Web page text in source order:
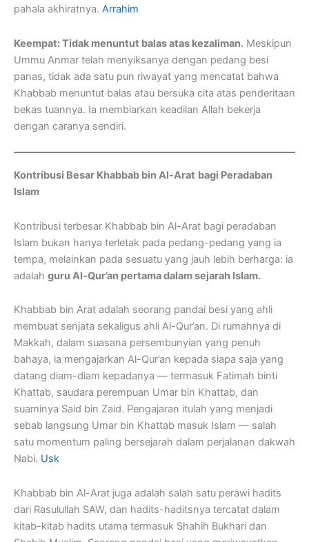
pahala akhiratnya. Arrahim
Keempat: Tidak menuntut balas atas kezaliman. Meskipun
Ummu Anmar telah menyiksanya dengan pedang besi
panas, tidak ada satu pun riwayat yang mencatat bahwa
Khabbab menuntut balas atau bersuka cita atas penderitaan
bekas tuannya. Ia membiarkan keadilan Allah bekerja
dengan caranya sendiri.
Kontribusi Besar Khabbab bin Al-Arat bagi Peradaban
Islam
Kontribusi terbesar Khabbab bin Al-Arat bagi peradaban
Islam bukan hanya terletak pada pedang-pedang yang ia
tempa, melainkan pada sesuatu yang jauh lebih berharga: ia
adalah guru Al-Qur’an pertama dalam sejarah Islam.
Khabbab bin Arat adalah seorang pandai besi yang ahli
membuat senjata sekaligus ahli Al-Qur’an. Di rumahnya di
Makkah, dalam suasana persembunyian yang penuh
bahaya, ia mengajarkan Al-Qur’an kepada siapa saja yang
datang diam-diam kepadanya — termasuk Fatimah binti
Khattab, saudara perempuan Umar bin Khattab, dan
suaminya Said bin Zaid. Pengajaran itulah yang menjadi
sebab langsung Umar bin Khattab masuk Islam — salah
satu momentum paling bersejarah dalam perjalanan dakwah
Nabi. Usk
Khabbab bin Al-Arat juga adalah salah satu perawi hadits
dari Rasulullah SAW, dan hadits-haditsnya tercatat dalam
kitab-kitab hadits utama termasuk Shahih Bukhari dan